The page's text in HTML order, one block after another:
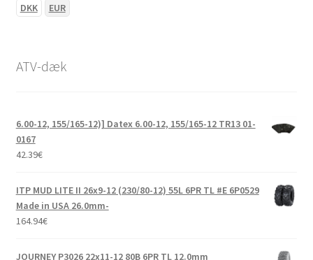
DKK EUR
ATV-dæk
6.00-12, 155/165-12)] Datex 6.00-12, 155/165-12 TR13 01-
0167
42.39€
ITP MUD LITE II 26x9-12 (230/80-12) 55L 6PR TL #E 6P0529
Made in USA 26.0mm-
164.94€
JOURNEY P3026 22x11-12 80B 6PR TL 12.0mm